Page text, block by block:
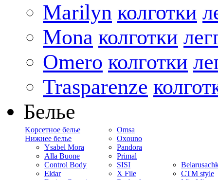
Marilyn колготки
Mona колготки
Omero колготки
Trasparenze
Белье
Kорсетное белье
Нижнее белье
Ysabel Mora
Alla Buone
Control Body
Eldar
Omsa
Oxouno
Pandora
Primal
SISI
X File
CTM style